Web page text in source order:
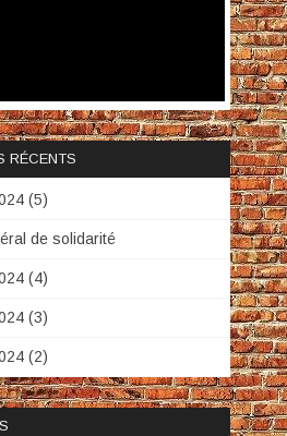
RÉCENTS
(5)
de solidarité
(4)
(3)
(2)